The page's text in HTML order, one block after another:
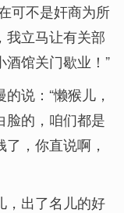
可不是奸商为所
我立马让有关部
馆关门歇业！”
说：“懒猴儿，
脸的，咱们都是
，你直说啊，
，出了名儿的好